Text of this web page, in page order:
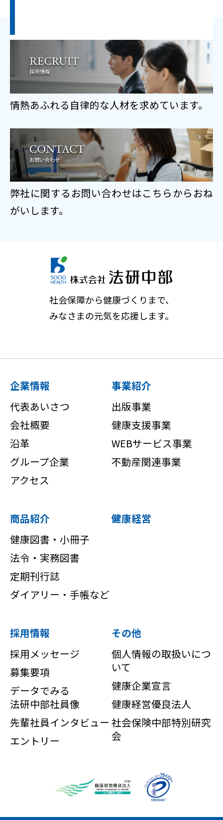
情熱あふれる自律的な人材を求めています。
弊社に関するお問い合わせはこちらからおね
がいします。
社会保障から健康づくりまで、
みなさまの元気を応援します。
企業情報
代表あいさつ
会社概要
沿革
グループ企業
アクセス
事業紹介
出版事業
健康支援事業
WEBサービス事業
不動産関連事業
商品紹介
健康図書・小冊子
法令・実務図書
定期刊行誌
ダイアリー・手帳など
健康経営
採用情報
採用メッセージ
募集要項
データでみる
法研中部社員像
先輩社員インタビュー
エントリー
その他
個人情報の取扱いにつ
いて
健康企業宣言
健康経営優良法人
社会保険中部特別研究
会